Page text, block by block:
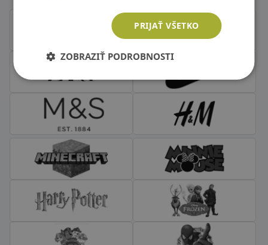
PRIJAŤ VŠETKO
ZOBRAZIŤ PODROBNOSTI